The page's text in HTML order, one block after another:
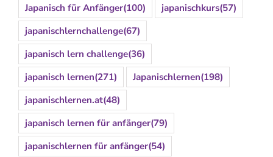
Japanisch für Anfänger(100) japanischkurs(57)
japanischlernchallenge(67)
japanisch lern challenge(36)
japanisch lernen(271) Japanischlernen(198)
japanischlernen.at(48)
japanisch lernen für anfänger(79)
japanischlernen für anfänger(54)